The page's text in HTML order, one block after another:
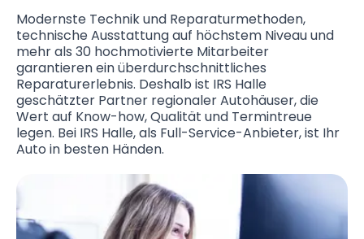
Modernste Technik und Reparaturmethoden,
technische Ausstattung auf höchstem Niveau und
mehr als 30 hochmotivierte Mitarbeiter
garantieren ein überdurchschnittliches
Reparaturerlebnis. Deshalb ist IRS Halle
geschätzter Partner regionaler Autohäuser, die
Wert auf Know-how, Qualität und Termintreue
legen. Bei IRS Halle, als Full-Service-Anbieter, ist Ihr
Auto in besten Händen.